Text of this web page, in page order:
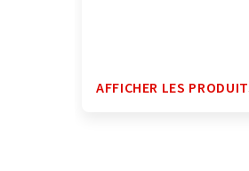
AFFICHER LES